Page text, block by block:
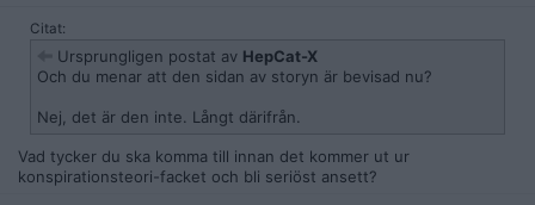
Citat:
Ursprungligen postat av HepCat-X
Och du menar att den sidan av storyn är bevisad nu?
Nej, det är den inte. Långt därifrån.
Vad tycker du ska komma till innan det kommer ut ur
konspirationsteori-facket och bli seriöst ansett?